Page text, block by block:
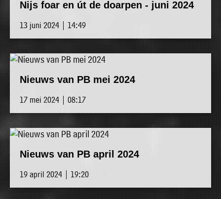
Nijs foar en út de doarpen - juni 2024
13 juni 2024 | 14:49
Nieuws van PB mei 2024
17 mei 2024 | 08:17
Nieuws van PB april 2024
19 april 2024 | 19:20